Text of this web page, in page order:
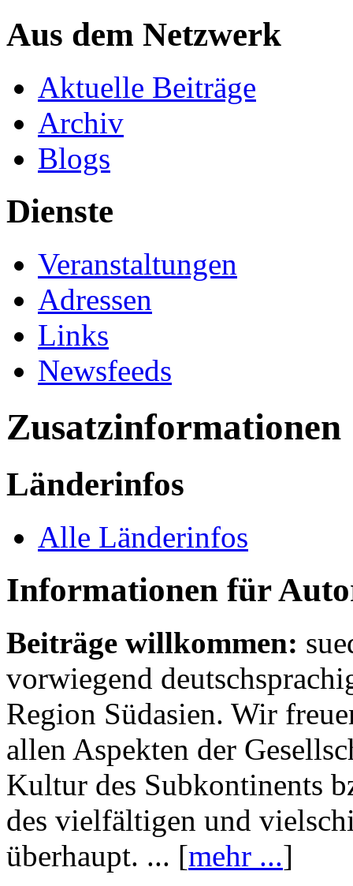
Aus dem Netzwerk
Aktuelle Beiträge
Archiv
Blogs
Dienste
Veranstaltungen
Adressen
Links
Newsfeeds
Zusatzinformationen
Länderinfos
Alle Länderinfos
Informationen für
Beiträge willkommen:
vorwiegend
Region Südasien. Wir
allen Aspekten der
Kultur des Subkontinents
des vielfältigen und
überhaupt. ... [mehr ...]